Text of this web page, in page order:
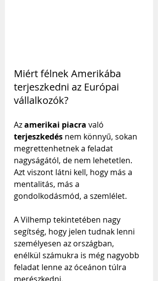
Miért félnek Amerikába
terjeszkedni az Európai
vállalkozók?
Az amerikai piacra való
terjeszkedés nem könnyű, sokan
megrettenhetnek a feladat
nagyságától, de nem lehetetlen.
Azt viszont látni kell, hogy más a
mentalitás, más a
gondolkodásmód, a szemlélet.
A Vilhemp tekintetében nagy
segítség, hogy jelen tudnak lenni
személyesen az országban,
enélkül számukra is még nagyobb
feladat lenne az óceánon túlra
merészkedni.